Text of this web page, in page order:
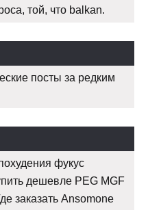
той, что balkan.
посты за редким
фукус
дешевле PEG MGF
заказать Ansomone